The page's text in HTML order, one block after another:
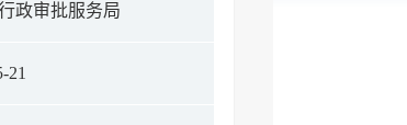
政审批服务局
21